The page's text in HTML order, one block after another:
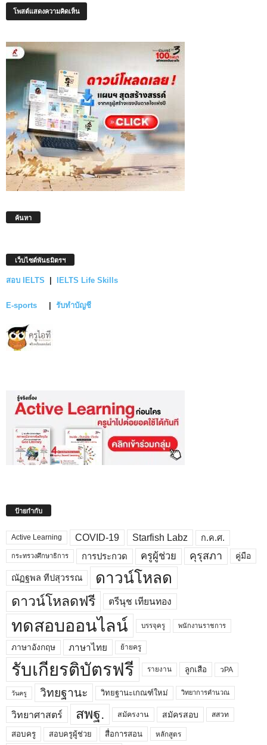
ค้นหา
เว็บไซต์พันธมิตรฯ
สอบ IELTS IELTS Life Skills
E-sports รับทำบัญชี
ป้ายกำกับ
Active Learning COVID-19 Starfish Labz ก.ค.ศ.
กระทรวงศึกษาธิการ การประกวด ครูผู้ช่วย คุรุสภา คู่มือ
ณัฏฐพล ทีปสุวรรณ ดาวน์โหลด
ดาวน์โหลดฟรี ตรีนุช เทียนทอง
ทดสอบออนไลน์ บรรจุครู พนักงานราชการ
ภาษาอังกฤษ ภาษาไทย ย้ายครู
รับเกียรติบัตรฟรี รายงาน ลูกเสือ วPA
วันครู วิทยฐานะ วิทยฐานะเกณฑ์ใหม่ วิทยาการคำนวณ
วิทยาศาสตร์ สพฐ. สมัครงาน สมัครสอบ สสวท
สอบครู สอบครูผู้ช่วย สื่อการสอน หลักสูตร